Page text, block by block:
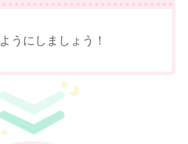
うにしましょう！